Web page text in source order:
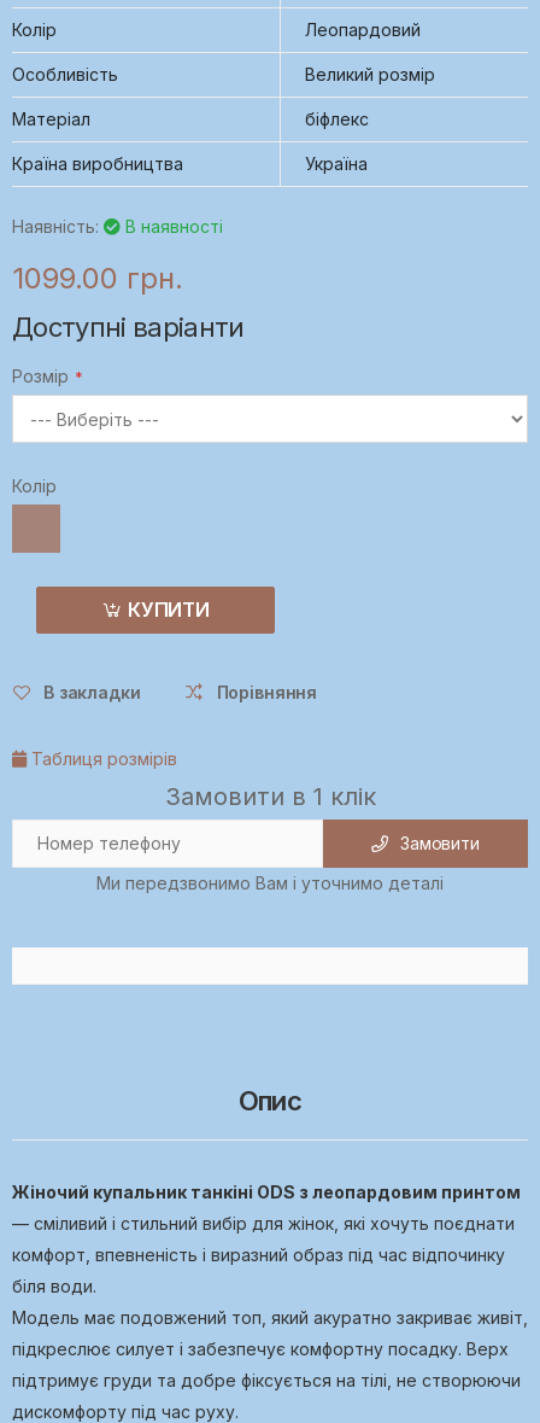
Колір Леопардовий
Особливість Великий розмір
Матеріал біфлекс
Країна виробництва Україна
Наявність: В наявності
1099.00 грн.
Доступні варіанти
Розмір
Колір
КУПИТИ
В закладки Порівняння
Таблиця розмірів
Замовити в 1 клік
Замовити
Ми передзвонимо Вам і уточнимо деталі
Опис
Жіночий купальник танкіні ODS з леопардовим принтом
— сміливий і стильний вибір для жінок, які хочуть поєднати
комфорт, впевненість і виразний образ під час відпочинку
біля води.
Модель має подовжений топ, який акуратно закриває живіт,
підкреслює силует і забезпечує комфортну посадку. Верх
підтримує груди та добре фіксується на тілі, не створюючи
дискомфорту під час руху.